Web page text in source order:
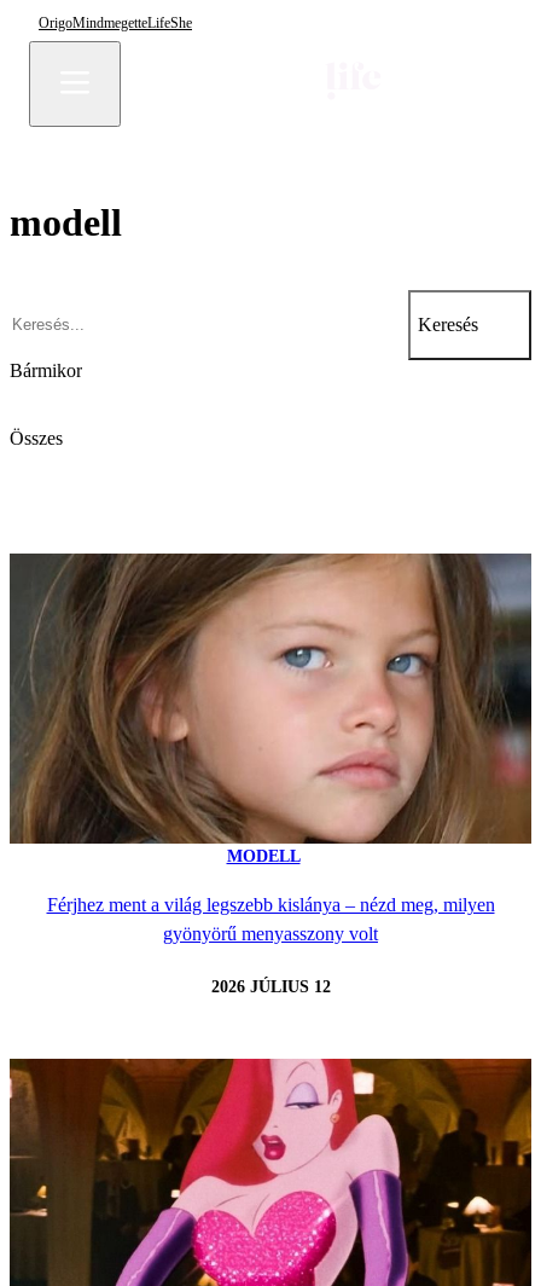
OrigoMindmegetteLifeShe
modell
Keresés
Bármikor
Összes
MODELL
Férjhez ment a világ legszebb kislánya – nézd meg, milyen
gyönyörű menyasszony volt
2026 JÚLIUS 12